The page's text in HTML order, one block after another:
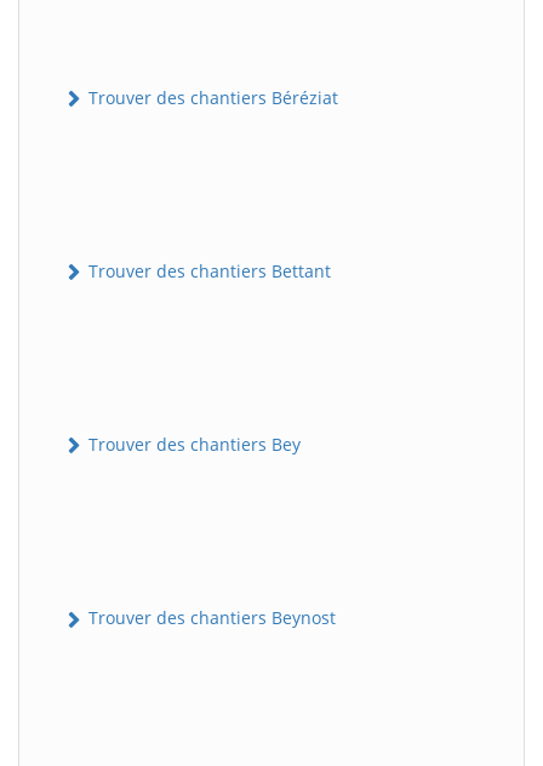
Trouver des chantiers Béréziat
Trouver des chantiers Bettant
Trouver des chantiers Bey
Trouver des chantiers Beynost